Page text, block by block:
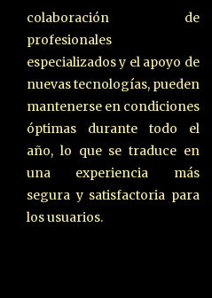
colaboración de
profesionales
especializados y el apoyo de
nuevas tecnologías, pueden
mantenerse en condiciones
óptimas durante todo el
año, lo que se traduce en
una experiencia más
segura y satisfactoria para
los usuarios.